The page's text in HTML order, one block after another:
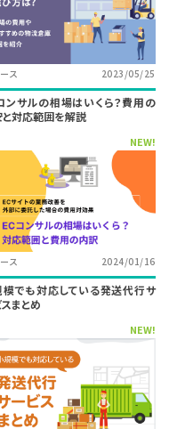
ス 2023/05/25
ンサルの相場はいくら？費用の
と対応範囲を解説
NEW!
ス 2024/01/16
でも対応している発送代行サ
まとめ
NEW!